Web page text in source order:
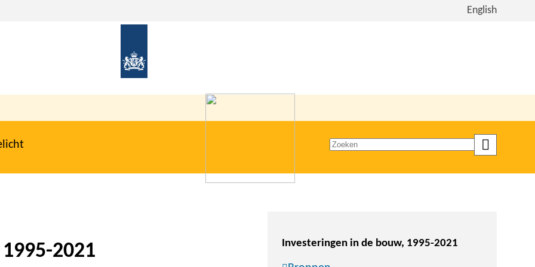
Bekijk
English
Zoeken
2021 Investeringen in de bouw, 1995-2021